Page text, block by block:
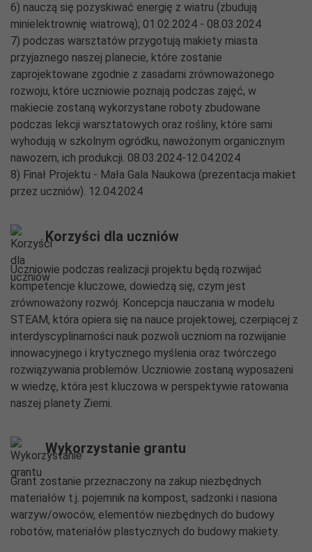
6) nauczą się pozyskiwać energię z wiatru (zbudują
minielektrownię wiatrową); 01.02.2024 - 08.03.2024
7) podczas warsztatów przygotują makiety miasta
przyjaznego naszej planecie, które zostanie
zaprojektowane zgodnie z zasadami zrównoważonego
rozwoju, które uczniowie poznają podczas zajęć, w
makiecie zostaną wykorzystane roboty zbudowane
podczas lekcji warsztatowych oraz rośliny, które sami
wyhodują w szkolnym ogródku, nawożonym organicznym
nawozem, ich produkcji. 08.03.2024-12.04.2024
8) Finał Projektu - Mała Gala Naukowa (prezentacja makiet
przez uczniów). 12.04.2024
Korzyści dla uczniów
Uczniowie podczas realizacji projektu będą rozwijać
kompetencje kluczowe, dowiedzą się, czym jest
zrównoważony rozwój. Koncepcja nauczania w modelu
STEAM, która opiera się na nauce projektowej, czerpiącej z
interdyscyplinarności nauk pozwoli uczniom na rozwijanie
innowacyjnego i krytycznego myślenia oraz twórczego
rozwiązywania problemów. Uczniowie zostaną wyposażeni
w wiedzę, która jest kluczowa w perspektywie ratowania
naszej planety Ziemi.
Wykorzystanie grantu
Grant zostanie przeznaczony na zakup niezbędnych
materiałów t.j. pojemnik na kompost, sadzonki i nasiona
warzyw/owoców, elementów niezbędnych do budowy
robotów, materiałów plastycznych do budowy makiety.